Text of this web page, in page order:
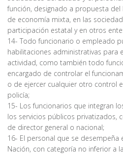
función, designado a propuesta
de economía mixta, en las
participación estatal y en otros
14- Todo funcionario o empleado
habilitaciones administrativas para
actividad, como también todo
encargado de controlar el
o de ejercer cualquier otro control
policía;
15- Los funcionarios que integran
los servicios públicos privatizados,
de director general o nacional;
16- El personal que se desempeña
Nación, con categoría no inferior a